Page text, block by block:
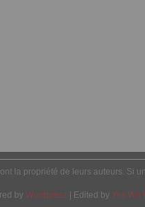
la propriété de leurs auteurs. Si
by Wordpress | Edited by Yes We